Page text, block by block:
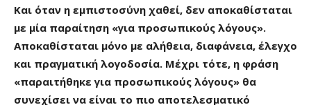
Και όταν η εμπιστοσύνη χαθεί, δεν αποκαθίσταται
με μία παραίτηση «για προσωπικούς λόγους».
Αποκαθίσταται μόνο με αλήθεια, διαφάνεια, έλεγχο
και πραγματική λογοδοσία. Μέχρι τότε, η φράση
«παραιτήθηκε για προσωπικούς λόγους» θα
συνεχίσει να είναι το πιο αποτελεσματικό